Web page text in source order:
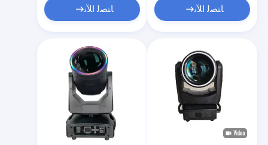
المنتجات
أشرطة فيديو
حول بنا
ﺎﺘﺼﻟ ﺍﻶﻧ ﺎﺘﺼﻟ ﺍﻶﻧ